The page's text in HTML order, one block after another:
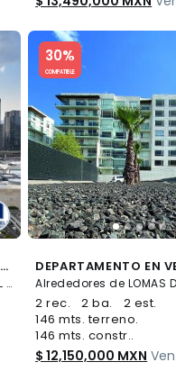
DEPARTAMENTO EN VENTA Y RENTA EN SKY SANTA FE
Carretera Mexico-Toluca 5228, EL YAQUI, Cuajimalpa de Morelos
30%
COMPATIBLE
Slide 1 of 5
2 rec. 2 ba.
2 est.
146 mts. terreno.
146 mts. constr..
$ 12,150,000 MXN